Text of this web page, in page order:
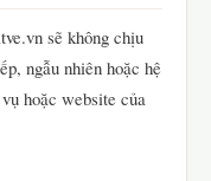
sẽ không chịu
ngẫu nhiên hoặc hệ
hoặc website của